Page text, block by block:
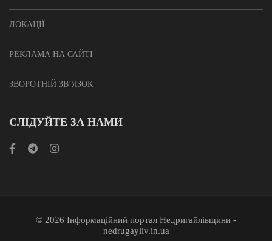
ЛОКАЦІЇ
РЕКЛАМА НА САЙТІ
ЗВОРОТНІЙ ЗВ’ЯЗОК
СЛІДУЙТЕ ЗА НАМИ
© 2026 Інформаційний портал Недригайлівщини -
nedrugayliv.in.ua